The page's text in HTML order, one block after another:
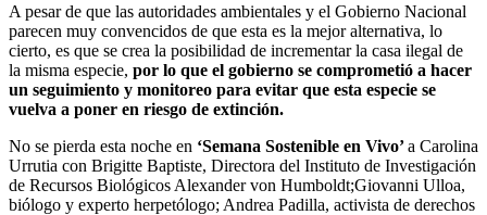
A pesar de que las autoridades ambientales y el Gobierno Nacional
parecen muy convencidos de que esta es la mejor alternativa, lo
cierto, es que se crea la posibilidad de incrementar la casa ilegal de
la misma especie, por lo que el gobierno se comprometió a hacer
un seguimiento y monitoreo para evitar que esta especie se
vuelva a poner en riesgo de extinción.
No se pierda esta noche en ‘Semana Sostenible en Vivo’ a Carolina
Urrutia con Brigitte Baptiste, Directora del Instituto de Investigación
de Recursos Biológicos Alexander von Humboldt;Giovanni Ulloa,
biólogo y experto herpetólogo; Andrea Padilla, activista de derechos